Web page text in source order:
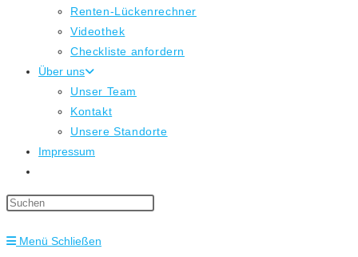
Renten-Lückenrechner
Videothek
Checkliste anfordern
Über uns
Unser Team
Kontakt
Unsere Standorte
Impressum
umschalten
Menü Schließen